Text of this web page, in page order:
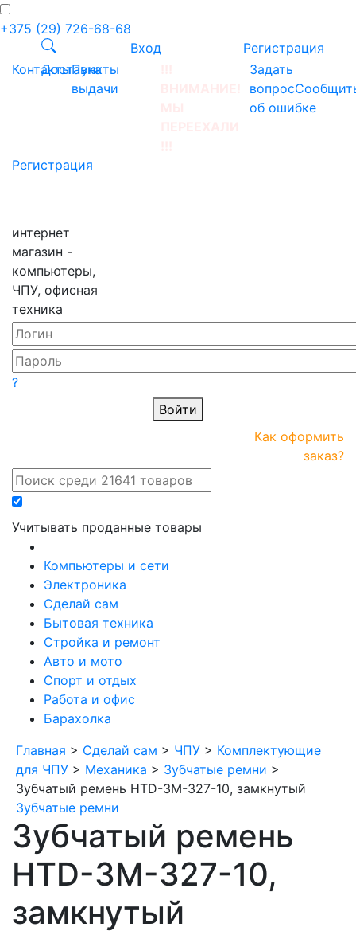
+375 (29) 726-68-68
Вход
Регистрация
КонтактыДоставка
Пункты
выдачи
Задать
вопрос
об ошибке
Регистрация
интернет
магазин -
компьютеры,
ЧПУ, офисная
техника
Как оформить
заказ?
Учитывать проданные товары
?
Войти
Компьютеры и сети
Электроника
Сделай сам
Бытовая техника
Стройка и ремонт
Авто и мото
Спорт и отдых
Работа и офис
Барахолка
Главная > Сделай сам > ЧПУ > Комплектующие
для ЧПУ > Механика > Зубчатые ремни >
Зубчатый ремень HTD-3M-327-10, замкнутый
Зубчатые ремни
Зубчатый ремень
HTD-3M-327-10,
замкнутый